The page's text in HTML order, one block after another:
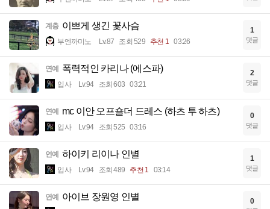
계층 이쁘게 생긴 꽃사슴
부엔까미노 Lv.87 조회 529 추천 1 03:26
1
댓글
연예 폭력적인 카리나 (에스파)
입사 Lv.94 조회 603 03:21
2
댓글
연예 mc 이안 오프숄더 드레스 (하츠 투 하츠)
입사 Lv.94 조회 525 03:16
0
댓글
연예 하이키 리이나 인별
입사 Lv.94 조회 489 추천 1 03:14
1
댓글
연예 아이브 장원영 인별 0